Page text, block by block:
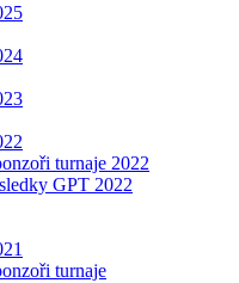
turnaje 2022
GPT 2022
turnaje